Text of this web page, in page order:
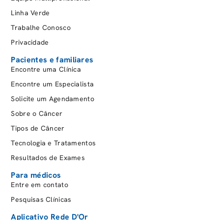
Notre Dame Intermédica
Nuclep
Omint
Porto Seguro
Seguradoras Internacionais
SulAmérica
Unimed Nova Iguaçu
Vale
World Assist.
Linha Verde
Trabalhe Conosco
Privacidade
Pacientes e familiares
Encontre uma Clínica
Encontre um Especialista
Solicite um Agendamento
Sobre o Câncer
Tipos de Câncer
Tecnologia e Tratamentos
Resultados de Exames
Para médicos
Entre em contato
Pesquisas Clínicas
Aplicativo Rede D'Or